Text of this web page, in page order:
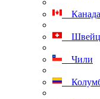
Канада
Чили